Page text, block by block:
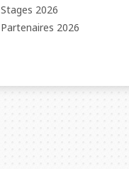
Stages 2026
Partenaires 2026